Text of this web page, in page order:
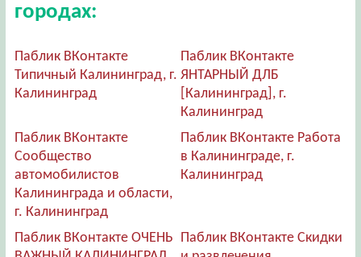
городах:
Паблик ВКонтакте
Типичный Калининград, г.
Калининград
Паблик ВКонтакте
ЯНТАРНЫЙ ДЛБ
[Калининград], г.
Калининград
Паблик ВКонтакте
Сообщество
автомобилистов
Калининграда и области,
г. Калининград
Паблик ВКонтакте Работа
в Калининграде, г.
Калининград
Паблик ВКонтакте ОЧЕНЬ
Паблик ВКонтакте Скидки